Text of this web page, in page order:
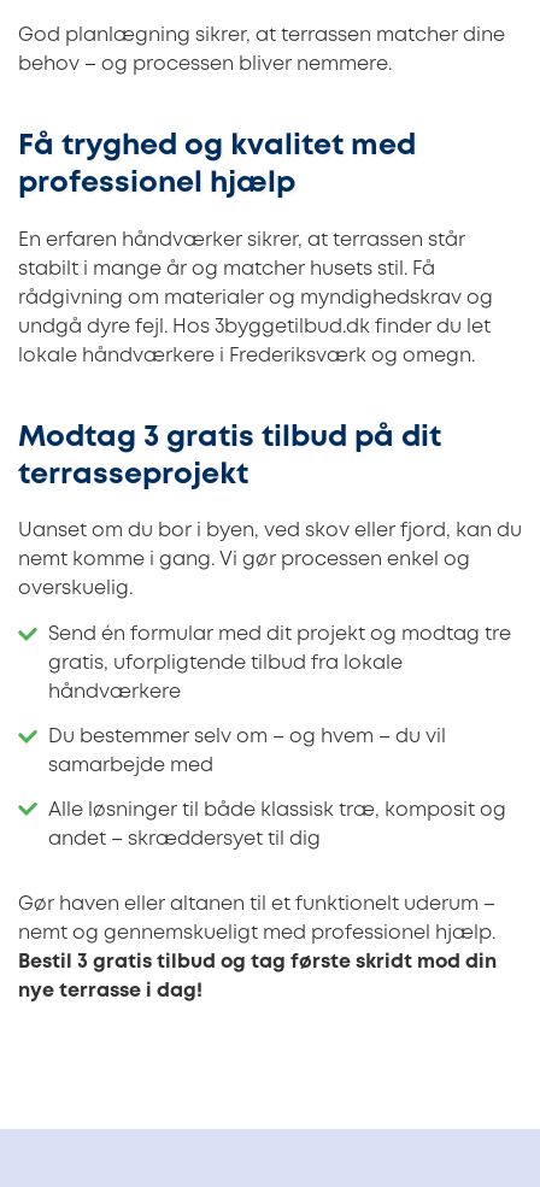
God planlægning sikrer, at terrassen matcher dine
behov – og processen bliver nemmere.
Få tryghed og kvalitet med
professionel hjælp
En erfaren håndværker sikrer, at terrassen står
stabilt i mange år og matcher husets stil. Få
rådgivning om materialer og myndighedskrav og
undgå dyre fejl. Hos 3byggetilbud.dk finder du let
lokale håndværkere i Frederiksværk og omegn.
Modtag 3 gratis tilbud på dit
terrasseprojekt
Uanset om du bor i byen, ved skov eller fjord, kan du
nemt komme i gang. Vi gør processen enkel og
overskuelig.
Send én formular med dit projekt og modtag tre
gratis, uforpligtende tilbud fra lokale
håndværkere
Du bestemmer selv om – og hvem – du vil
samarbejde med
Alle løsninger til både klassisk træ, komposit og
andet – skræddersyet til dig
Gør haven eller altanen til et funktionelt uderum –
nemt og gennemskueligt med professionel hjælp.
Bestil 3 gratis tilbud og tag første skridt mod din
nye terrasse i dag!